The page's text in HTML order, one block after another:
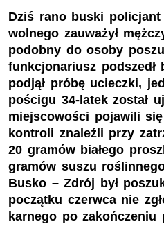
Dziś rano buski
wolnego zauważył
podobny do osoby
funkcjonariusz
podjął próbę ucieczki,
pościgu 34-latek został
miejscowości pojawili
kontroli znaleźli przy
20 gramów białego
gramów suszu
Busko – Zdrój był
początku czerwca nie
karnego po zakończeniu